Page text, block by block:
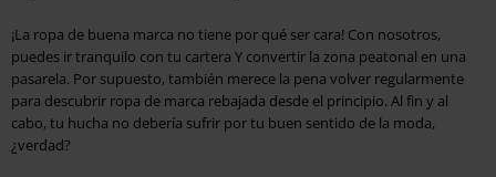
¡La ropa de buena marca no tiene por qué ser cara! Con nosotros,
puedes ir tranquilo con tu cartera Y convertir la zona peatonal en una
pasarela. Por supuesto, también merece la pena volver regularmente
para descubrir ropa de marca rebajada desde el principio. Al fin y al
cabo, tu hucha no debería sufrir por tu buen sentido de la moda,
¿verdad?